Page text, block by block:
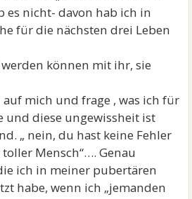
es nicht- davon hab ich in
für die nächsten drei Leben
können mit ihr, sie
auf mich und frage , was ich für
und diese ungewissheit ist
„ nein, du hast keine Fehler
Mensch“…. Genau
ich in meiner pubertären
habe, wenn ich „jemanden